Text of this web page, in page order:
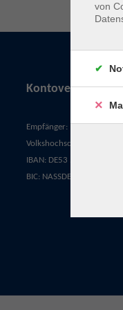
Kontoverbindung
Empfänger:
Volkshochschule Rheingau-
IBAN: DE53 5105 0015
BIC: NASSDE55XXX
von